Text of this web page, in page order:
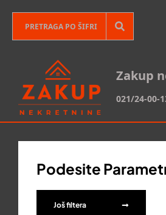
Zakup
021/24-00-
Podesite
Još filtera